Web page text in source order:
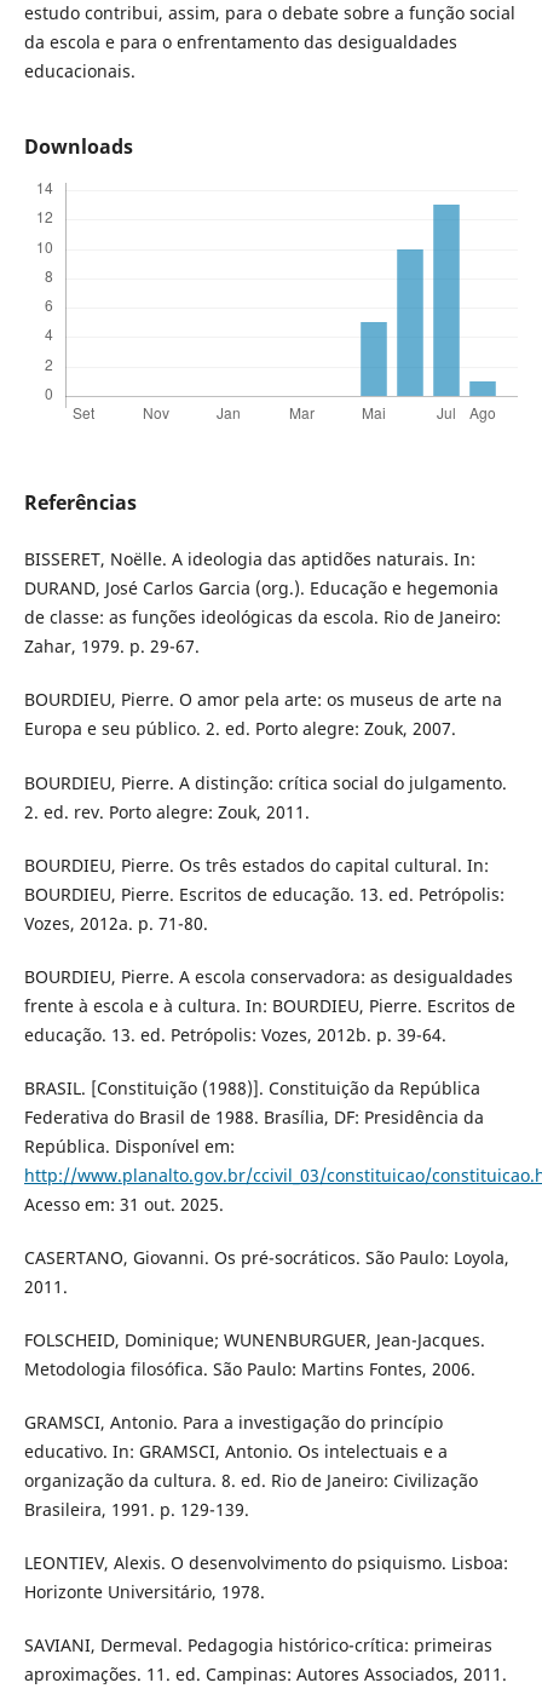
estudo contribui, assim, para o debate sobre a função social
da escola e para o enfrentamento das desigualdades
educacionais.
Downloads
Referências
BISSERET, Noëlle. A ideologia das aptidões naturais. In:
DURAND, José Carlos Garcia (org.). Educação e hegemonia
de classe: as funções ideológicas da escola. Rio de Janeiro:
Zahar, 1979. p. 29-67.
BOURDIEU, Pierre. O amor pela arte: os museus de arte na
Europa e seu público. 2. ed. Porto alegre: Zouk, 2007.
BOURDIEU, Pierre. A distinção: crítica social do julgamento.
2. ed. rev. Porto alegre: Zouk, 2011.
BOURDIEU, Pierre. Os três estados do capital cultural. In:
BOURDIEU, Pierre. Escritos de educação. 13. ed. Petrópolis:
Vozes, 2012a. p. 71-80.
BOURDIEU, Pierre. A escola conservadora: as desigualdades
frente à escola e à cultura. In: BOURDIEU, Pierre. Escritos de
educação. 13. ed. Petrópolis: Vozes, 2012b. p. 39-64.
BRASIL. [Constituição (1988)]. Constituição da República
Federativa do Brasil de 1988. Brasília, DF: Presidência da
República. Disponível em:
http://www.planalto.gov.br/ccivil_03/constituicao/
Acesso em: 31 out. 2025.
CASERTANO, Giovanni. Os pré-socráticos. São Paulo: Loyola,
2011.
FOLSCHEID, Dominique; WUNENBURGUER, Jean-Jacques.
Metodologia filosófica. São Paulo: Martins Fontes, 2006.
GRAMSCI, Antonio. Para a investigação do princípio
educativo. In: GRAMSCI, Antonio. Os intelectuais e a
organização da cultura. 8. ed. Rio de Janeiro: Civilização
Brasileira, 1991. p. 129-139.
LEONTIEV, Alexis. O desenvolvimento do psiquismo. Lisboa:
Horizonte Universitário, 1978.
SAVIANI, Dermeval. Pedagogia histórico-crítica: primeiras
aproximações. 11. ed. Campinas: Autores Associados, 2011.